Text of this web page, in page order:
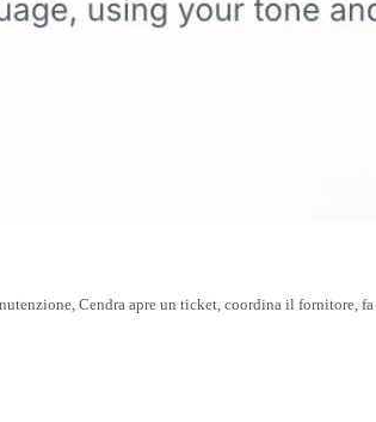
Cendra apre un ticket, coordina il